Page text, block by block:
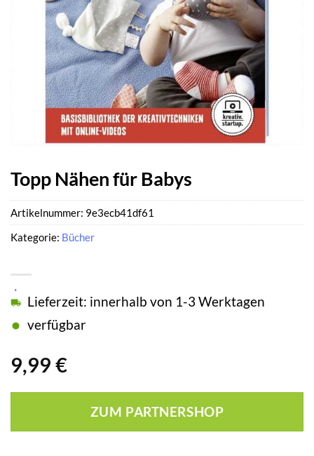
Topp Nähen für Babys
9,99 €
Lieferzeit: innerhalb von 1-3 Werktagen
verfügbar
ZUM PARTNERSHOP
Artikelnummer: 9e3ecb41df61
Kategorie: Bücher